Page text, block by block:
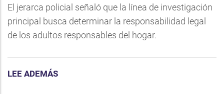
El jerarca policial señaló que la línea de investigación
principal busca determinar la responsabilidad legal
de los adultos responsables del hogar.
LEE ADEMÁS